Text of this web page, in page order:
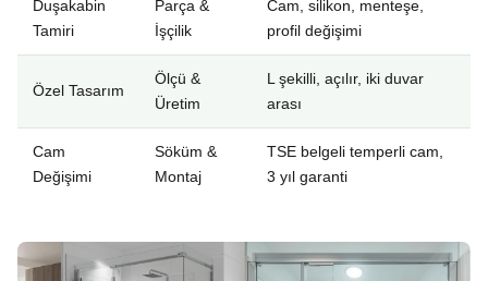
Duşakabin
Tamiri
Parça &
İşçilik
Cam, silikon, menteşe,
profil değişimi
Özel Tasarım
Ölçü &
Üretim
L şekilli, açılır, iki duvar
arası
Cam
Değişimi
Söküm &
Montaj
TSE belgeli temperli cam,
3 yıl garanti